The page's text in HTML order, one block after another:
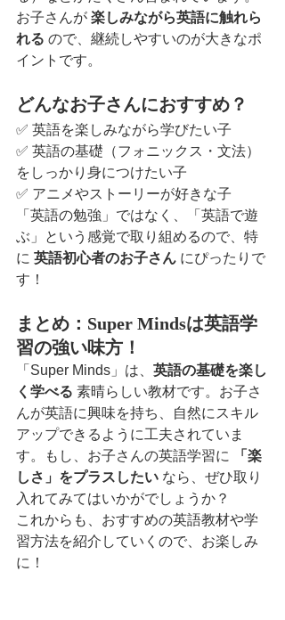
お子さんが 楽しみながら英語に触れら
れる ので、継続しやすいのが大きなポ
イントです。
どんなお子さんにおすすめ？
✅ 英語を楽しみながら学びたい子
✅ 英語の基礎（フォニックス・文法）
をしっかり身につけたい子
✅ アニメやストーリーが好きな子
「英語の勉強」ではなく、「英語で遊
ぶ」という感覚で取り組めるので、特
に 英語初心者のお子さん にぴったりで
す！
まとめ：Super Mindsは英語学
習の強い味方！
「Super Minds」は、 英語の基礎を楽し
く学べる 素晴らしい教材です。お子さ
んが英語に興味を持ち、自然にスキル
アップできるように工夫されていま
す。もし、お子さんの英語学習に
「楽
しさ」をプラスしたい なら、ぜひ取り
入れてみてはいかがでしょうか？
これからも、おすすめの英語教材や学
習方法を紹介していくので、お楽しみ
に！